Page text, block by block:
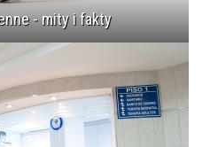
- mity i fakty